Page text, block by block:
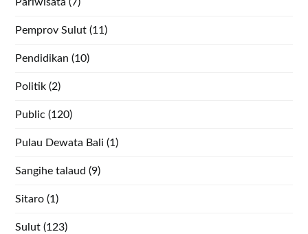
Pariwisata (7)
Pemprov Sulut (11)
Pendidikan (10)
Politik (2)
Public (120)
Pulau Dewata Bali (1)
Sangihe talaud (9)
Sitaro (1)
Sulut (123)